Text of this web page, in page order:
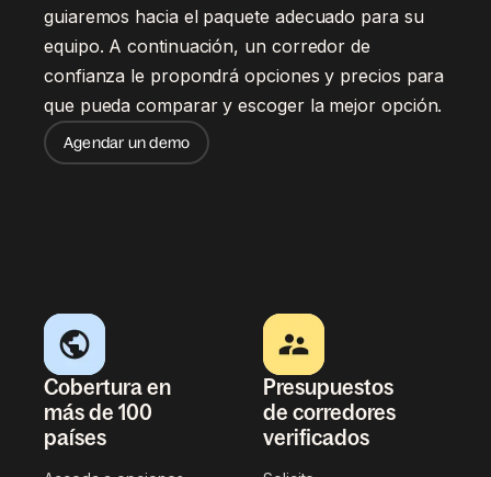
guiaremos hacia el paquete adecuado para su
equipo. A continuación, un corredor de
confianza le propondrá opciones y precios para
que pueda comparar y escoger la mejor opción.
Agendar un demo
Cobertura en
más de 100
países
Presupuestos
de corredores
verificados